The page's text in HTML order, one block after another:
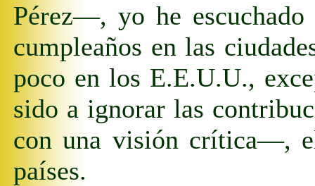
Pérez—, yo he
cumpleaños en las
poco en los E.E.U.U.,
sido a ignorar las
con una visión crítica—,
países.